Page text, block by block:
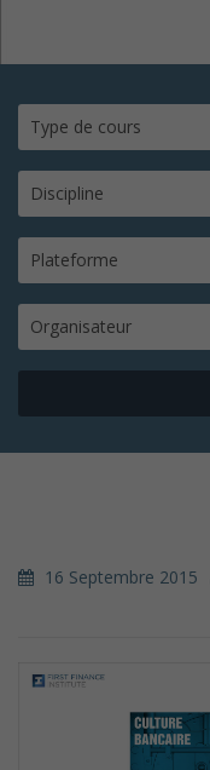
Type de cours
Discipline
Plateforme
Organisateur
16 Septembre 2015